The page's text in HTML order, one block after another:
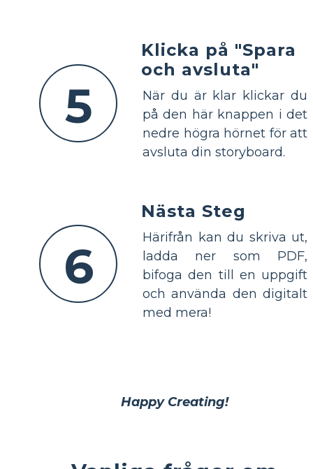
5
Klicka på "Spara
och avsluta"
När du är klar klickar du
på den här knappen i det
nedre högra hörnet för att
avsluta din storyboard.
6
Nästa Steg
Härifrån kan du skriva ut,
ladda ner som PDF,
bifoga den till en uppgift
och använda den digitalt
med mera!
Happy Creating!